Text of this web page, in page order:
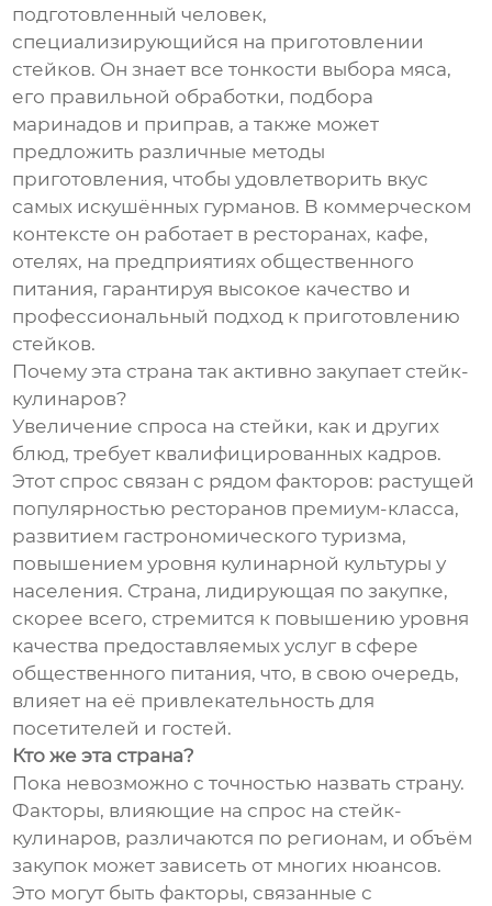
подготовленный человек,
специализирующийся на приготовлении
стейков. Он знает все тонкости выбора мяса,
его правильной обработки, подбора
маринадов и приправ, а также может
предложить различные методы
приготовления, чтобы удовлетворить вкус
самых искушённых гурманов. В коммерческом
контексте он работает в ресторанах, кафе,
отелях, на предприятиях общественного
питания, гарантируя высокое качество и
профессиональный подход к приготовлению
стейков.
Почему эта страна так активно закупает стейк-
кулинаров?
Увеличение спроса на стейки, как и других
блюд, требует квалифицированных кадров.
Этот спрос связан с рядом факторов: растущей
популярностью ресторанов премиум-класса,
развитием гастрономического туризма,
повышением уровня кулинарной культуры у
населения. Страна, лидирующая по закупке,
скорее всего, стремится к повышению уровня
качества предоставляемых услуг в сфере
общественного питания, что, в свою очередь,
влияет на её привлекательность для
посетителей и гостей.
Кто же эта страна?
Пока невозможно с точностью назвать страну.
Факторы, влияющие на спрос на стейк-
кулинаров, различаются по регионам, и объём
закупок может зависеть от многих нюансов.
Это могут быть факторы, связанные с